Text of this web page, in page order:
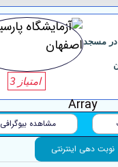
در مسجد
امتیاز 3
Array
مشاهده بیوگرافی
نوبت دهی اینترنتی